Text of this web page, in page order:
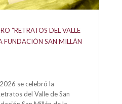
“RETRATOS DEL VALLE
FUNDACIÓN SAN MILLÁN
se celebró la
del Valle de San